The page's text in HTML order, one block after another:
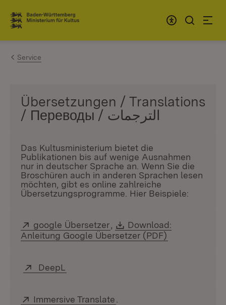
Zum Inhalt springen
Link zur Startseite
Service
Übersetzungen / Translations
/ Переводы / الترجمات
Das Kultusministerium bietet die
Publikationen bis auf wenige Ausnahmen
nur in deutscher Sprache an. Wenn Sie die
Broschüren auch in anderen Sprachen lesen
möchten, gibt es online zahlreiche
Übersetzungsprogramme. Hier Beispiele:
Extern:
google Übersetzer (Öffnet in neuem Fenster)
Download:
Download:
Anleitung Google Übersetzer (PDF)
Extern:
DeepL
Extern:
Immersive Translate